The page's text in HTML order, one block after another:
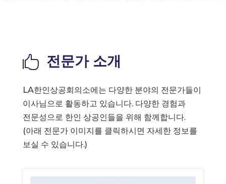
 전문가 소개
LA한인상공회의소에는 다양한 분야의 전문가들이
이사님으로 활동하고 있습니다. 다양한 경험과
전문성으로 한인 상공인들을 위해 함께합니다.
(아래 전문가 이미지를 클릭하시면 자세한 정보를
보실 수 있습니다.)